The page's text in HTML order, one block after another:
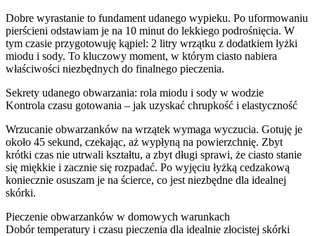
Dobre wyrastanie to fundament udanego wypieku. Po uformowaniu
pierścieni odstawiam je na 10 minut do lekkiego podrośnięcia. W
tym czasie przygotowuję kąpiel: 2 litry wrzątku z dodatkiem łyżki
miodu i sody. To kluczowy moment, w którym ciasto nabiera
właściwości niezbędnych do finalnego pieczenia.
Sekrety udanego obwarzania: rola miodu i sody w wodzie
Kontrola czasu gotowania – jak uzyskać chrupkość i elastyczność
Wrzucanie obwarzanków na wrzątek wymaga wyczucia. Gotuję je
około 45 sekund, czekając, aż wypłyną na powierzchnię. Zbyt
krótki czas nie utrwali kształtu, a zbyt długi sprawi, że ciasto stanie
się miękkie i zacznie się rozpadać. Po wyjęciu łyżką cedzakową
koniecznie osuszam je na ścierce, co jest niezbędne dla idealnej
skórki.
Pieczenie obwarzanków w domowych warunkach
Dobór temperatury i czasu pieczenia dla idealnie złocistej skórki